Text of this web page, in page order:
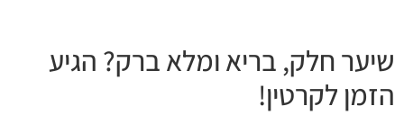
שיער חלק, בריא ומלא ברק? הגיע
הזמן לקרטין!